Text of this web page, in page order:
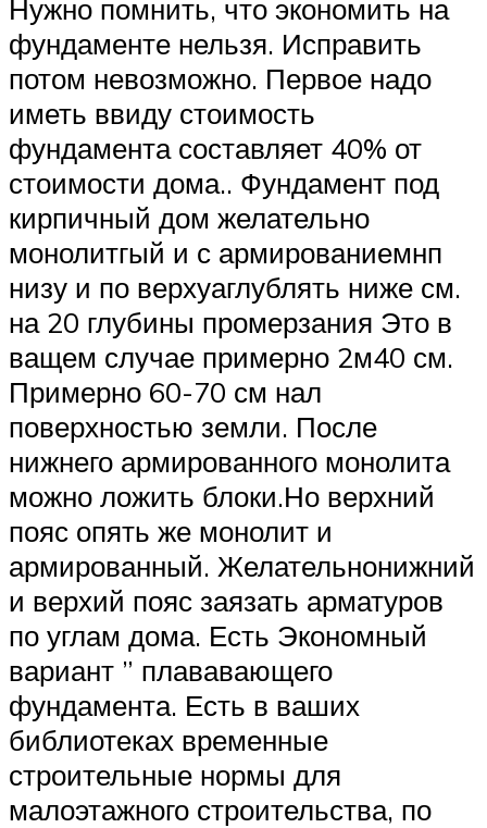
Нужно помнить, что экономить на
фундаменте нельзя. Исправить
потом невозможно. Первое надо
иметь ввиду стоимость
фундамента составляет 40% от
стоимости дома.. Фундамент под
кирпичный дом желательно
монолитгый и с армированиемнп
низу и по верхуаглублять ниже см.
на 20 глубины промерзания Это в
ващем случае примерно 2м40 см.
Примерно 60-70 см нал
поверхностью земли. После
нижнего армированного монолита
можно ложить блоки.Но верхний
пояс опять же монолит и
армированный. Желательнонижний
и верхий пояс заязать арматуров
по углам дома. Есть Экономный
вариант ” плававающего
фундамента. Есть в ваших
библиотеках временные
строительные нормы для
малоэтажного строительства, по